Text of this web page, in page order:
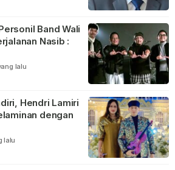
Band Wali
Nasib :
lalu
Hendri Lamiri
dengan
lalu